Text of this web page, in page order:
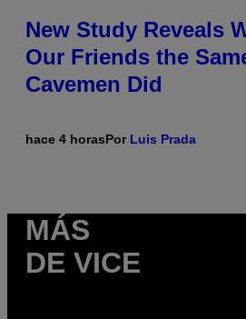
New Study Reveals
Our Friends the
Cavemen Did
hace 4 horasPor Luis Prada
MÁS
DE VICE